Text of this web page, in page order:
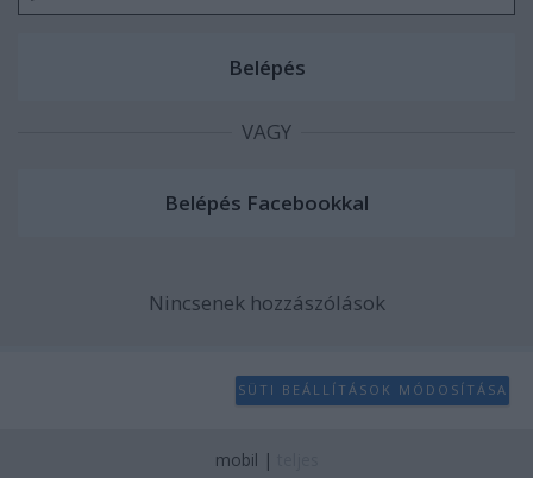
VAGY
Nincsenek hozzászólások
SÜTI BEÁLLÍTÁSOK MÓDOSÍTÁSA
mobil |